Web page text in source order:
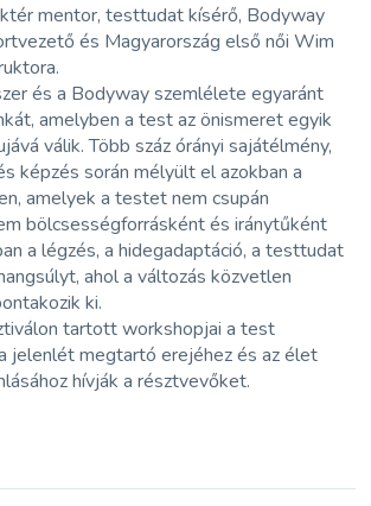
mentor, testtudat kísérő, Bodyway
és Magyarország első női Wim
és a Bodyway szemlélete egyaránt
amelyben a test az önismeret egyik
válik. Több száz órányi sajátélmény,
képzés során mélyült el azokban a
amelyek a testet nem csupán
bölcsességforrásként és iránytűként
a légzés, a hidegadaptáció, a testtudat
ahol a változás közvetlen
ki.
tartott workshopjai a test
jelenlét megtartó erejéhez és az élet
hívják a résztvevőket.